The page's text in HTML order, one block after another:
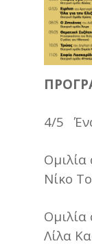
4/5
Νίκο
Λίλα